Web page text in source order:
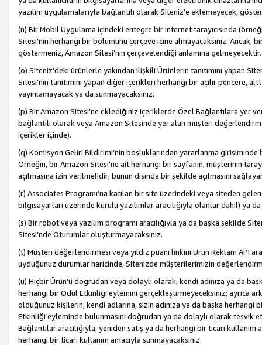
yazılım uygulamalarıyla bağlantılı olarak Siteniz’e eklemeyecek,
(n) Bir Mobil Uygulama içindeki entegre bir internet tarayıcısında
Sitesi’nin herhangi bir bölümünü çerçeve içine almayacaksınız. Ancak,
göstermeniz, Amazon Sitesi’nin çerçevelendiği anlamına gelmeyecektir.
(o) Siteniz’deki ürünlerle yakından ilişkili Ürünlerin tanıtımını yapan
Sitesi’nin tanıtımını yapan diğer içerikleri herhangi bir açılır pencere,
yayınlamayacak ya da sunmayacaksınız.
(p) Bir Amazon Sitesi’ne eklediğiniz içeriklerde Özel Bağlantılara yer
bağlantılı olarak veya Amazon Sitesinde yer alan müşteri
içerikler içinde).
(q) Komisyon Geliri Bildirimi’nin boşluklarından yararlanma
Örneğin, bir Amazon Sitesi’ne ait herhangi bir sayfanın, müşterinin
açılmasına izin verilmelidir; bunun dışında bir şekilde açılmasını
(r) Associates Programı’na katılan bir site üzerindeki veya siteden
bilgisayarları üzerinde kurulu yazılımlar aracılığıyla olanlar dahil) ya
(s) Bir robot veya yazılım programı aracılığıyla ya da başka şekilde
Sitesi’nde Oturumlar oluşturmayacaksınız.
(t) Müşteri değerlendirmesi veya yıldız puanı linkini Ürün Reklam API
uyduğunuz durumlar haricinde, Sitenizde müşterilerimizin
(u) Hiçbir Ürün’ü doğrudan veya dolaylı olarak, kendi adınıza ya da
herhangi bir Ödül Etkinliği eylemini gerçekleştirmeyeceksiniz; ayrıca
olduğunuz kişilerin, kendi adlarına, sizin adınıza ya da başka herhangi
Etkinliği eyleminde bulunmasını doğrudan ya da dolaylı olarak teşvik
Bağlantılar aracılığıyla, yeniden satış ya da herhangi bir ticari
herhangi bir ticari kullanım amacıyla sunmayacaksınız.